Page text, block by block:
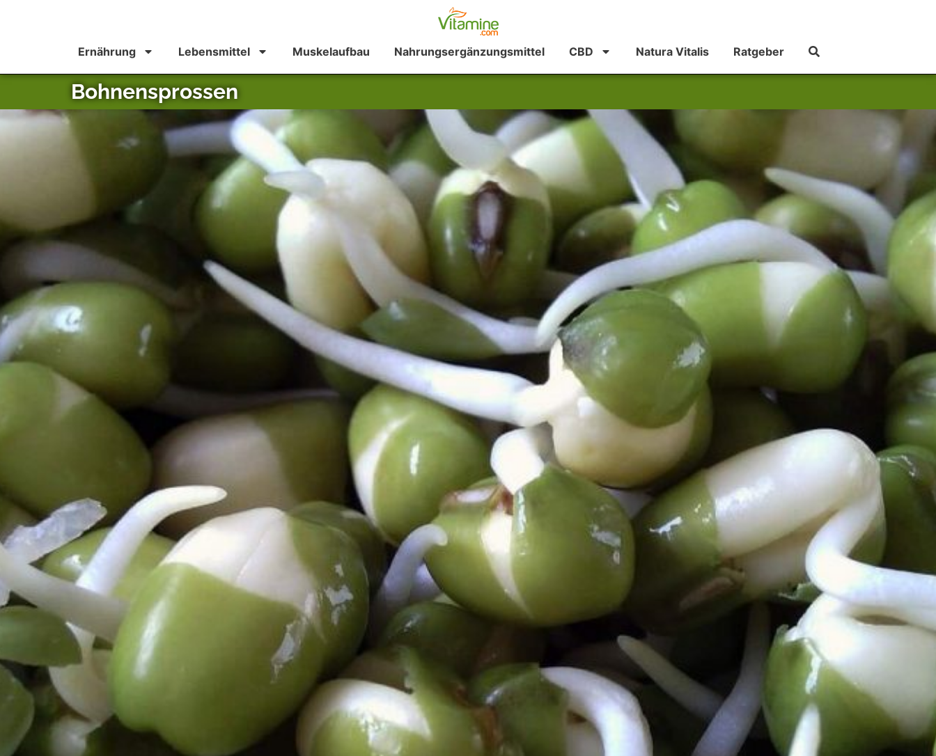
Ernährung Lebensmittel Muskelaufbau Nahrungsergänzungsmittel CBD Natura Vitalis Ratgeber
Bohnensprossen